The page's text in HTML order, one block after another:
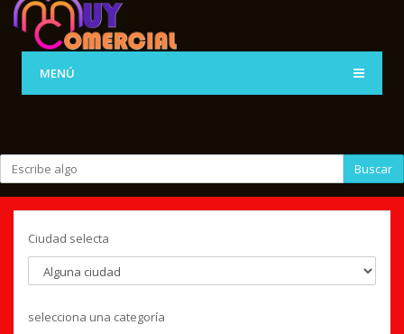
MENÚ
Buscar
Ciudad selecta
selecciona una categoría